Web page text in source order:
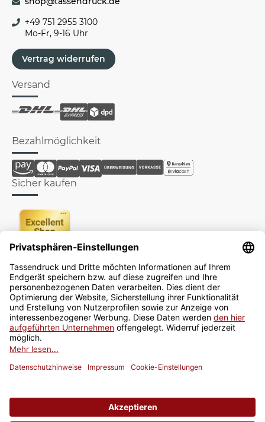
+49 751 2955 3100
Mo-Fr, 9-16 Uhr
Vertrag widerrufen
Versand
Bezahlmöglichkeit
Sicher kaufen
Newsletter